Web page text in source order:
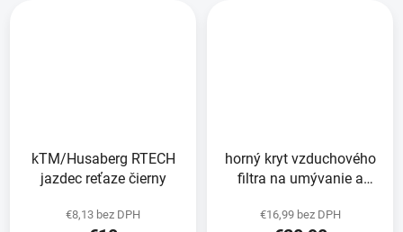
kTM/Husaberg RTECH
jazdec reťaze čierny
€8,13 bez DPH
horný kryt vzduchového
filtra na umývanie a
RTECH červeno-žltý
€16,99 bez DPH